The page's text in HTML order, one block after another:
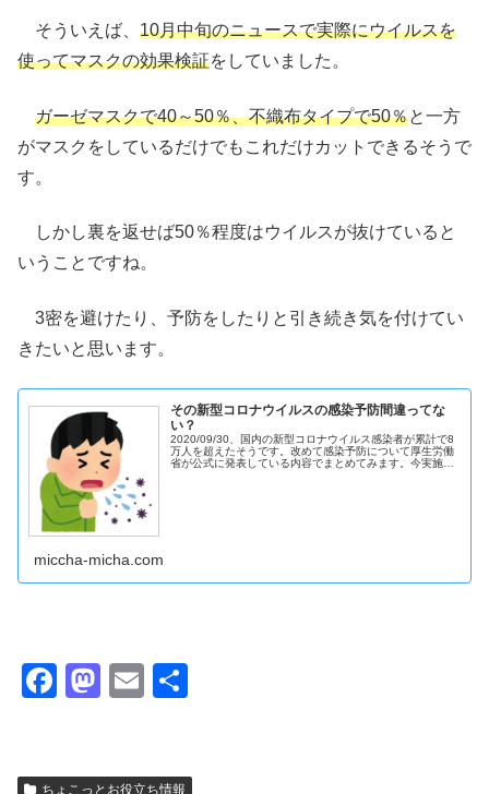
そういえば、 10月中旬のニュースで実際にウイルスを
使ってマスクの効果検証をしていました。
ガーゼマスクで40～50％、不織布タイプで50％と一方
がマスクをしているだけでもこれだけカットできるそうで
す。
しかし裏を返せば50％程度はウイルスが抜けていると
いうことですね。
3密を避けたり、予防をしたりと引き続き気を付けてい
きたいと思います。
その新型コロナウイルスの感染予防間違ってな
い？
2020/09/30、国内の新型コロナウイルス感染者が累計で8
万人を超えたそうです。改めて感染予防について厚生労働
省が公式に発表している内容でまとめてみます。今実施し
miccha-micha.com
F
e
M
o
E
ちょこっとお役立ち情報